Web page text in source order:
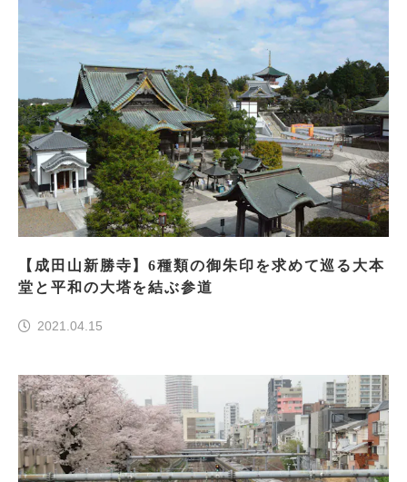
【成田山新勝寺】6種類の御朱印を求めて巡る大本
堂と平和の大塔を結ぶ参道
2021.04.15